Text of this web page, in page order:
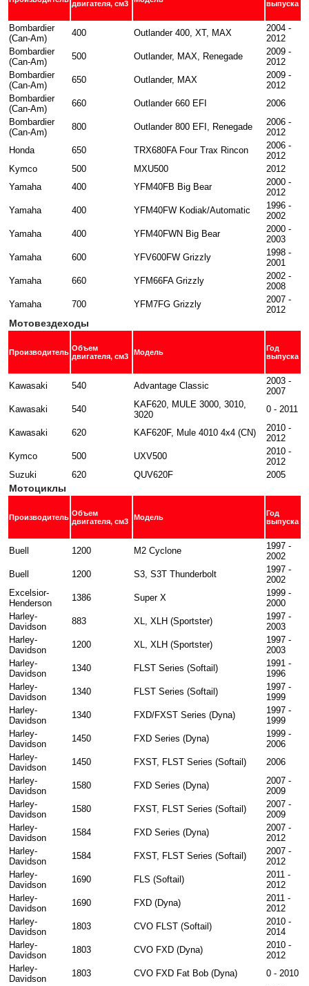
двигателя, см3 выпуска
Bombardier
(Can-Am)
400 Outlander 400, XT, MAX
2004 -
2012
Bombardier
(Can-Am)
500 Outlander, MAX, Renegade
2009 -
2012
Bombardier
(Can-Am)
650 Outlander, MAX
2009 -
2012
Bombardier
(Can-Am)
660 Outlander 660 EFI
2006
Bombardier
(Can-Am)
800 Outlander 800 EFI, Renegade
2006 -
2012
Honda
650 TRX680FA Four Trax Rincon
2006 -
2012
Kymco
500 MXU500
2012
Yamaha
400 YFM40FB Big Bear
2000 -
2012
Yamaha
400 YFM40FW Kodiak/Automatic
1996 -
2002
Yamaha
400 YFM40FWN Big Bear
2000 -
2003
Yamaha
600 YFV600FW Grizzly
1998 -
2001
Yamaha
660 YFM66FA Grizzly
2002 -
2008
Yamaha
700 YFM7FG Grizzly
2007 -
2012
Мотовездеходы
Производитель Объем
двигателя, см3
Модель
Год
выпуска
Kawasaki 540 Advantage Classic
2003 -
2007
Kawasaki
540
KAF620, MULE 3000, 3010,
3020
0 - 2011
Kawasaki 620 KAF620F, Mule 4010 4x4 (CN)
2010 -
2012
Kymco
500 UXV500
2010 -
2012
Suzuki
620 QUV620F 2005
Мотоциклы
Производитель Объем
двигателя, см3
Модель
Год
выпуска
Buell 1200 M2 Cyclone
1997 -
2002
Buell
1200 S3, S3T Thunderbolt
1997 -
2002
Excelsior-
Henderson
1386 Super X
1999 -
2000
Harley-
Davidson
883 XL, XLH (Sportster)
1997 -
2003
Harley-
Davidson
1200 XL, XLH (Sportster)
1997 -
2003
Harley-
Davidson
1340 FLST Series (Softail)
1991 -
1996
Harley-
Davidson
1340 FLST Series (Softail)
1997 -
1999
Harley-
Davidson
1340 FXD/FXST Series (Dyna)
1997 -
1999
Harley-
Davidson
1450 FXD Series (Dyna)
1999 -
2006
Harley-
Davidson
1450 FXST, FLST Series (Softail)
2006
Harley-
Davidson
1580 FXD Series (Dyna)
2007 -
2009
Harley-
Davidson
1580 FXST, FLST Series (Softail)
2007 -
2009
Harley-
Davidson
1584 FXD Series (Dyna)
2007 -
2012
Harley-
Davidson
1584 FXST, FLST Series (Softail)
2007 -
2012
Harley-
Davidson
1690 FLS (Softail)
2011 -
2012
Harley-
Davidson
1690 FXD (Dyna)
2011 -
2012
Harley-
Davidson
1803 CVO FLST (Softail)
2010 -
2014
Harley-
Davidson
1803 CVO FXD (Dyna)
2010 -
2012
Harley-
Davidson
1803 CVO FXD Fat Bob (Dyna) 0 - 2010